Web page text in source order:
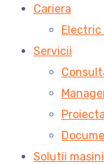
Cariera
Servicii
Solutii